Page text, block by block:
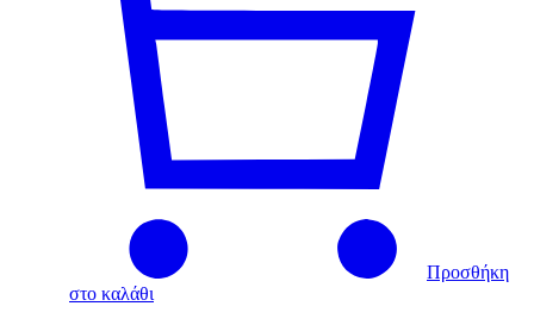
Προσθήκη
στο καλάθι